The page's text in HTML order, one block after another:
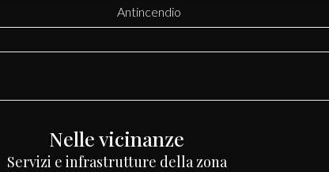
Antincendio
Nelle vicinanze
Servizi e infrastrutture della zona